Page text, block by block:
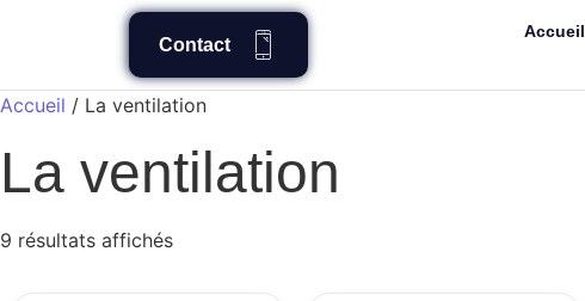
Contact
Accueil
Accueil / La ventilation
La ventilation
9 résultats affichés